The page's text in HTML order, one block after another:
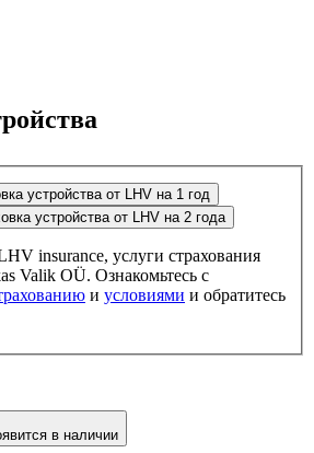
устройства от LHV на 1 год
устройства от LHV на 2 года
insurance, услуги страхования
Valik OÜ. Ознакомьтесь с
и условиями и обратитесь
в наличии